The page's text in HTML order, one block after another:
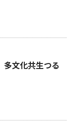
文化共生つる